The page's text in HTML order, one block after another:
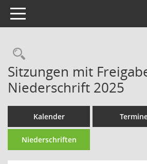
Toggle navigation
Rechercheauswahl
Sitzungen mit
Niederschrift 2025
Kalender
Niederschriften